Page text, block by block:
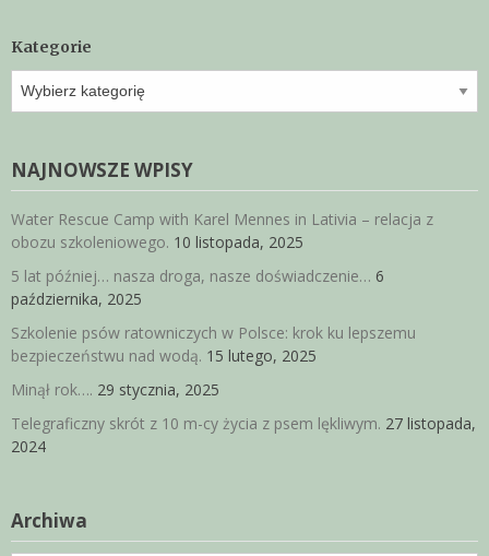
Kategorie
Kategorie
NAJNOWSZE WPISY
Water Rescue Camp with Karel Mennes in Lativia – relacja z
obozu szkoleniowego. 10 listopada, 2025
5 lat później… nasza droga, nasze doświadczenie… 6
października, 2025
Szkolenie psów ratowniczych w Polsce: krok ku lepszemu
bezpieczeństwu nad wodą. 15 lutego, 2025
Minął rok…. 29 stycznia, 2025
Telegraficzny skrót z 10 m-cy życia z psem lękliwym. 27 listopada,
2024
Archiwa